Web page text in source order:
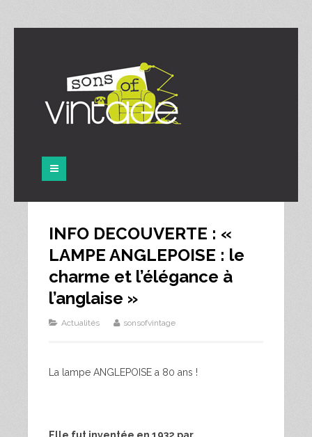
INFO DECOUVERTE : «
LAMPE ANGLEPOISE : le
charme et l’élégance à
l’anglaise »
Actualités sonsofvintage
La lampe ANGLEPOISE a 80 ans !